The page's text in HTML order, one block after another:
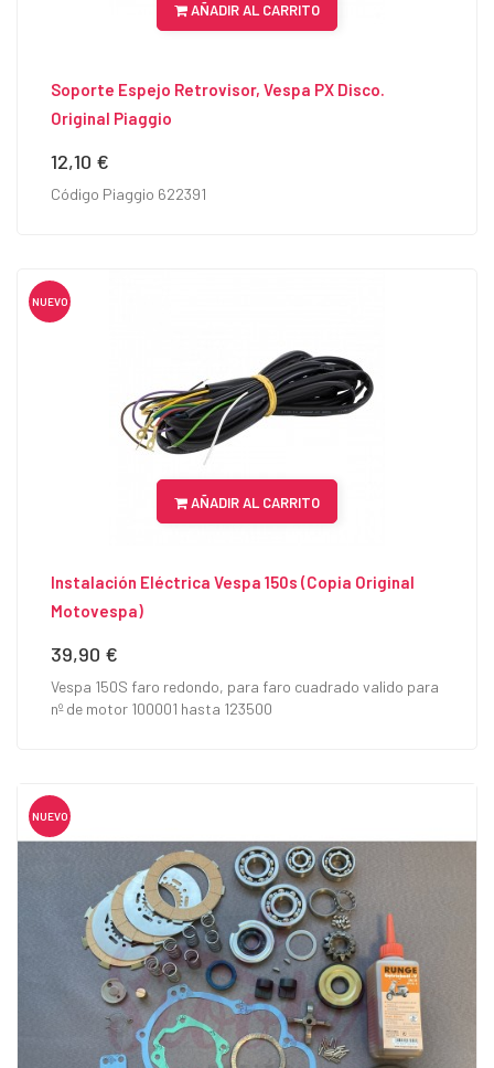
AÑADIR AL CARRITO
Soporte Espejo Retrovisor, Vespa PX Disco.
Original Piaggio
Precio
12,10 €
Código Piaggio 622391
NUEVO
AÑADIR AL CARRITO
Instalación Eléctrica Vespa 150s (Copia Original
Motovespa)
Precio
39,90 €
Vespa 150S faro redondo, para faro cuadrado valido para
nº de motor 100001 hasta 123500
NUEVO